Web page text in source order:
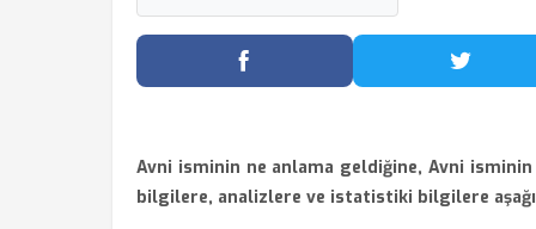
Facebook'ta Paylaş
Avni isminin ne anlama geldiğine, Avni
bilgilere, analizlere ve istatistiki bilgilere